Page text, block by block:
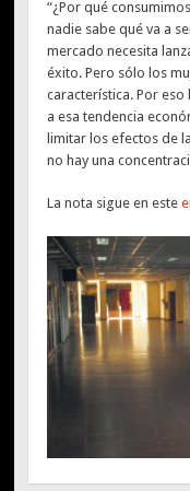
“¿Por qué
nadie sabe qué va a
mercado necesita
éxito. Pero sólo los
característica. Por
a esa tendencia
limitar los efectos de
no hay una
La nota sigue en este